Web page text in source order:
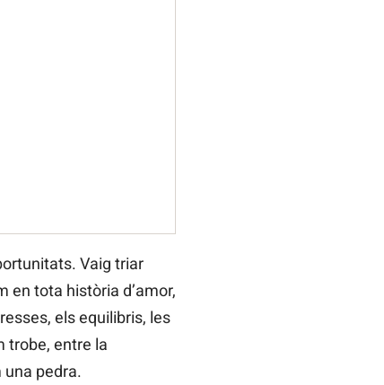
Vaig triar
en tota història d’amor,
els equilibris, les
trobe, entre la
pedra.